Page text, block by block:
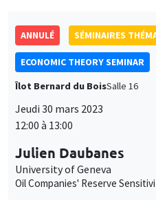
ANNULÉ SÉMINAIRES
ECONOMIC THEORY SEMINAR
Îlot Bernard du BoisSalle 16
Jeudi 30 mars 2023
12:00 à 13:00
Julien Daubanes
University of Geneva
Oil Companies' Reserve